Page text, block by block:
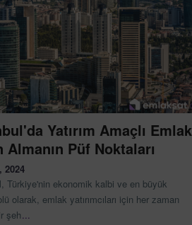
Yatırım Amaçlı Emlak
Almanın Püf Noktaları
2024
Türkiye'nin ekonomik kalbi ve en büyük
olarak, emlak yatırımcıları için her zaman
şeh